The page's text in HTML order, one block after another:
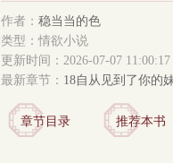
作者： 稳当当的色
类型：情欲小说
更新时间：2026-07-07 11:00:17
最新章节： 18自从见到了你的
个哥哥
章节目录 推荐本书